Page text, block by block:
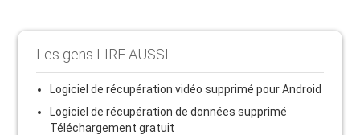
Les gens LIRE AUSSI
Logiciel de récupération vidéo supprimé pour Android
Logiciel de récupération de données supprimé
Téléchargement gratuit